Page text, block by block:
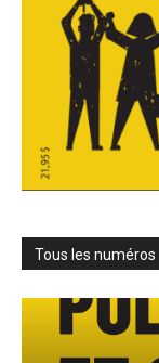
Tous les numéros